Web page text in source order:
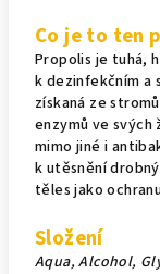
Co je to ten
Propolis je tuhá,
k dezinfekčním a
získaná ze
enzymů ve svých
mimo jiné i
k utěsnění
těles jako
Složení
Aqua, Alcohol,